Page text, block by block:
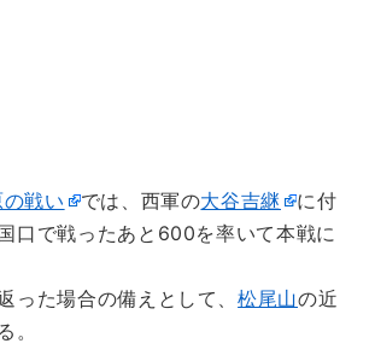
戦い では、西軍の大谷吉継
に付
口で戦ったあと600を率いて本戦に
った場合の備えとして、松尾山の近
。